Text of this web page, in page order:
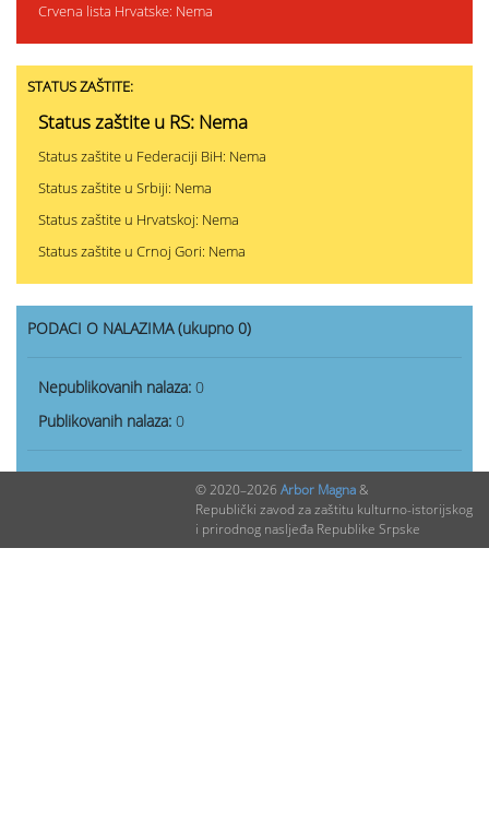
Crvena lista Hrvatske: Nema
STATUS ZAŠTITE:
Status zaštite u RS: Nema
Status zaštite u Federaciji BiH: Nema
Status zaštite u Srbiji: Nema
Status zaštite u Hrvatskoj: Nema
Status zaštite u Crnoj Gori: Nema
PODACI O NALAZIMA (ukupno 0)
Nepublikovanih nalaza: 0
Publikovanih nalaza: 0
© 2020–2026 Arbor Magna&
Republički zavod za zaštitu kulturno-istorijskog
i prirodnog nasljeđa Republike Srpske